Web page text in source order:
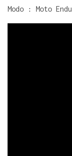
Modo : Moto